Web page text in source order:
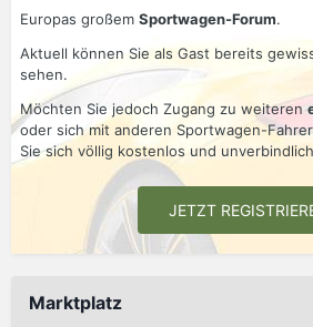
Europas großem Sportwagen-Forum.
Aktuell können Sie als Gast bereits
sehen.
Möchten Sie jedoch Zugang zu weiteren
oder sich mit anderen Sportwagen-
Sie sich völlig kostenlos und
JETZT
Marktplatz